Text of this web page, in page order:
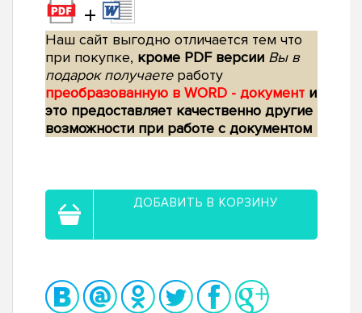
+
Наш сайт выгодно отличается тем что
при покупке, кроме PDF версии Вы в
подарок получаетеработу
преобразованную в WORD - документ и
это предоставляет качественно другие
возможности при работе с документом
ДОБАВИТЬ В КОРЗИНУ